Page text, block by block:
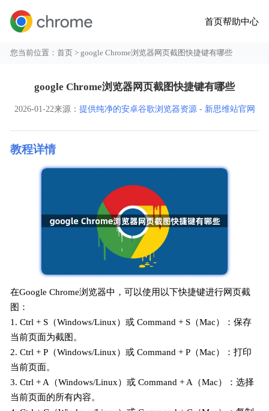
首页帮助中心
您当前位置：首页 > google Chrome浏览器网页截图快捷键有哪些
google Chrome浏览器网页截图快捷键有哪些
2026-01-22来源： 提供纯净的安卓谷歌浏览器资源 - 新思维站官网
教程详情
在Google Chrome浏览器中，可以使用以下快捷键进行网页截
图：
1. Ctrl + S（Windows/Linux）或 Command + S（Mac）：保存
当前页面为截图。
2. Ctrl + P（Windows/Linux）或 Command + P（Mac）：打印
当前页面。
3. Ctrl + A（Windows/Linux）或 Command + A（Mac）：选择
当前页面的所有内容。